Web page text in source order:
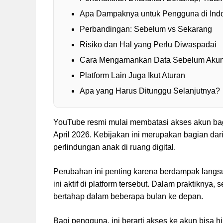
Apa Dampaknya untuk Pengguna di
Perbandingan: Sebelum vs Sekarang
Risiko dan Hal yang Perlu Diwaspadai
Cara Mengamankan Data Sebelum
Platform Lain Juga Ikut Aturan
Apa yang Harus Ditunggu Selanjutnya?
YouTube resmi mulai membatasi akses akun
April 2026. Kebijakan ini merupakan bagian
perlindungan anak di ruang digital.
Perubahan ini penting karena berdampak
ini aktif di platform tersebut. Dalam praktiknya,
bertahap dalam beberapa bulan ke depan.
Bagi pengguna, ini berarti akses ke akun bisa